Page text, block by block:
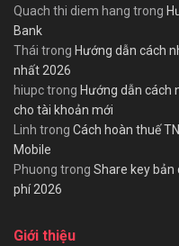
Quach thi diem hang trong
Bank
Thái trong Hướng dẫn cách
nhất 2026
hiupctrong Hướng dẫn cách
cho tài khoản mới
Linh trong Cách hoàn thuế
Mobile
Phuong trong Share key bản
phí 2026
Giới thiệu